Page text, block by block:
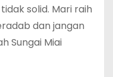
solid. Mari raih
dan jangan
Sungai Miai